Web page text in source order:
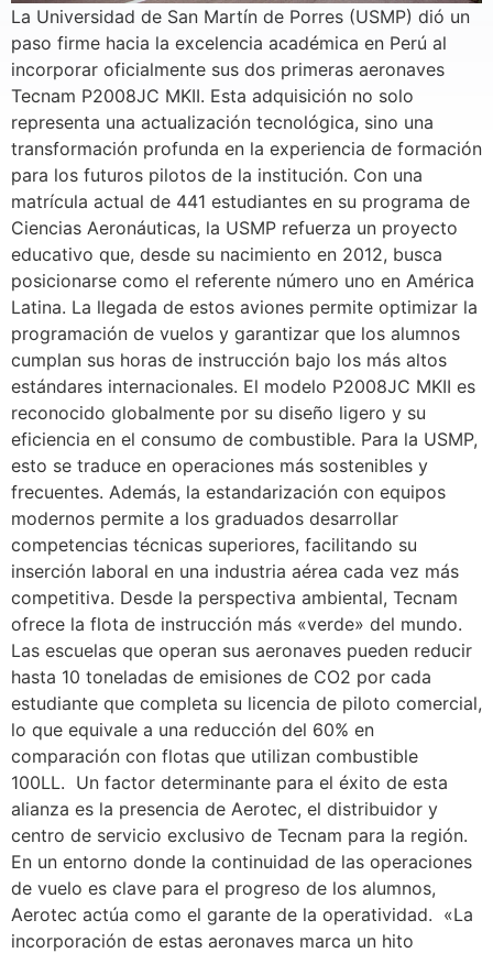
La Universidad de San Martín de Porres (USMP) dió un
paso firme hacia la excelencia académica en Perú al
incorporar oficialmente sus dos primeras aeronaves
Tecnam P2008JC MKII. Esta adquisición no solo
representa una actualización tecnológica, sino una
transformación profunda en la experiencia de formación
para los futuros pilotos de la institución. Con una
matrícula actual de 441 estudiantes en su programa de
Ciencias Aeronáuticas, la USMP refuerza un proyecto
educativo que, desde su nacimiento en 2012, busca
posicionarse como el referente número uno en América
Latina. La llegada de estos aviones permite optimizar la
programación de vuelos y garantizar que los alumnos
cumplan sus horas de instrucción bajo los más altos
estándares internacionales. El modelo P2008JC MKII es
reconocido globalmente por su diseño ligero y su
eficiencia en el consumo de combustible. Para la USMP,
esto se traduce en operaciones más sostenibles y
frecuentes. Además, la estandarización con equipos
modernos permite a los graduados desarrollar
competencias técnicas superiores, facilitando su
inserción laboral en una industria aérea cada vez más
competitiva. Desde la perspectiva ambiental, Tecnam
ofrece la flota de instrucción más «verde» del mundo.
Las escuelas que operan sus aeronaves pueden reducir
hasta 10 toneladas de emisiones de CO2 por cada
estudiante que completa su licencia de piloto comercial,
lo que equivale a una reducción del 60% en
comparación con flotas que utilizan combustible
100LL. Un factor determinante para el éxito de esta
alianza es la presencia de Aerotec, el distribuidor y
centro de servicio exclusivo de Tecnam para la región.
En un entorno donde la continuidad de las operaciones
de vuelo es clave para el progreso de los alumnos,
Aerotec actúa como el garante de la operatividad. «La
incorporación de estas aeronaves marca un hito